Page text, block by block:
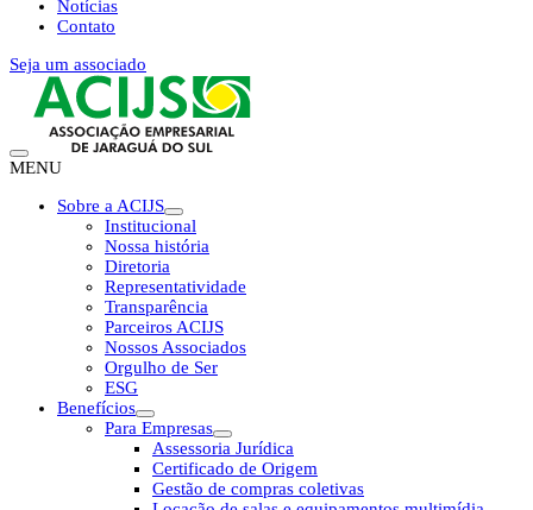
Notícias
Contato
Seja um associado
MENU
Sobre a ACIJS
Institucional
Nossa história
Diretoria
Representatividade
Transparência
Parceiros ACIJS
Nossos Associados
Orgulho de Ser
ESG
Benefícios
Para Empresas
Assessoria Jurídica
Certificado de Origem
Gestão de compras coletivas